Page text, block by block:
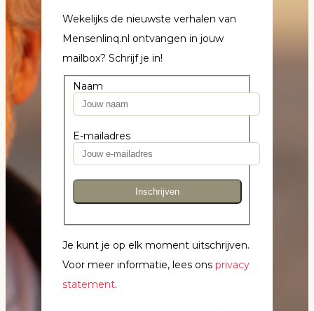
Wekelijks de nieuwste verhalen van
Mensenlinq.nl ontvangen in jouw
mailbox? Schrijf je in!
Naam
E-mailadres
Inschrijven
Je kunt je op elk moment uitschrijven.
Voor meer informatie, lees ons privacy
statement.